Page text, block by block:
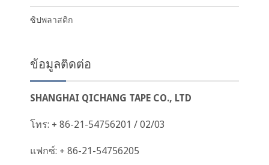
ซิปพลาสติก
ข้อมูลติดต่อ
SHANGHAI QICHANG TAPE CO., LTD
โทร: + 86-21-54756201 / 02/03
แฟกซ์: + 86-21-54756205